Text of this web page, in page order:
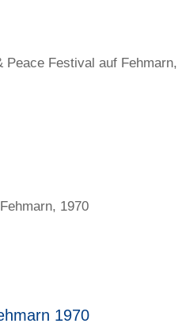
Festival auf Fehmarn,
1970
1970